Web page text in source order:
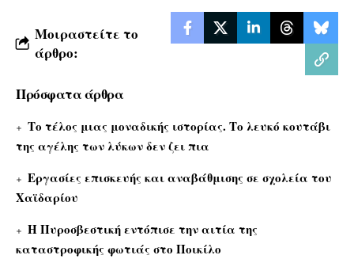
Μοιραστείτε το
άρθρο:
Πρόσφατα άρθρα
Το τέλος μιας μοναδικής ιστορίας. Το λευκό κουτάβι
της αγέλης των λύκων δεν ζει πια
Εργασίες επισκευής και αναβάθμισης σε σχολεία του
Χαϊδαρίου
Η Πυροσβεστική εντόπισε την αιτία της
καταστροφικής φωτιάς στο Ποικίλο